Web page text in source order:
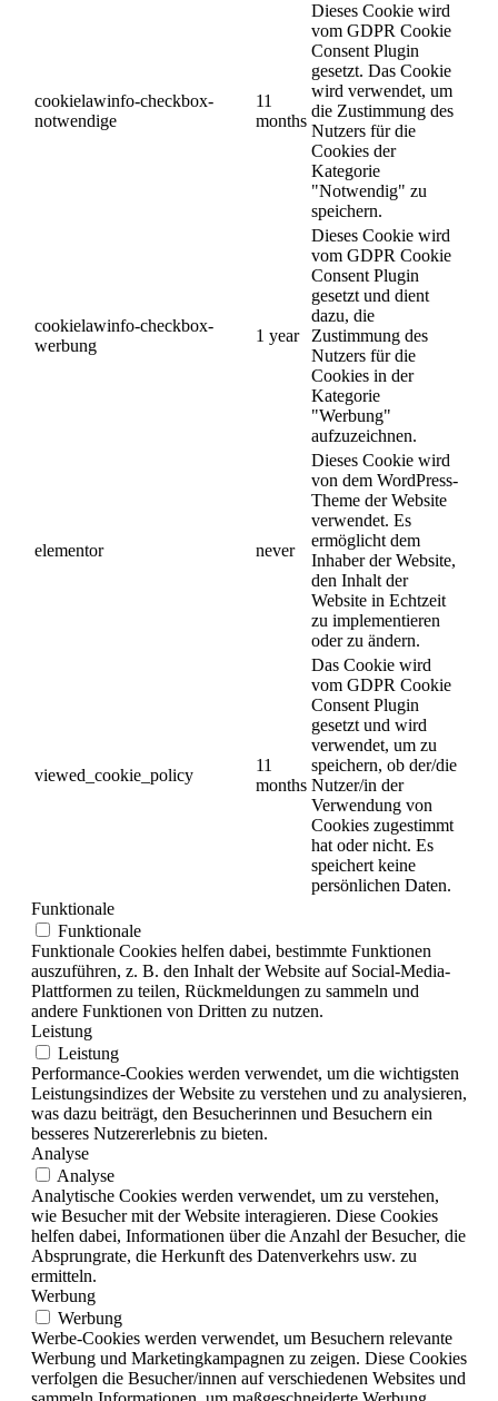
cookielawinfo-checkbox-
notwendige
11
months
Dieses Cookie wird
vom GDPR Cookie
Consent Plugin
gesetzt. Das Cookie
wird verwendet, um
die Zustimmung des
Nutzers für die
Cookies der
Kategorie
"Notwendig" zu
speichern.
cookielawinfo-checkbox-
werbung
1 year
Dieses Cookie wird
vom GDPR Cookie
Consent Plugin
gesetzt und dient
dazu, die
Zustimmung des
Nutzers für die
Cookies in der
Kategorie
"Werbung"
aufzuzeichnen.
elementor never
Dieses Cookie wird
von dem WordPress-
Theme der Website
verwendet. Es
ermöglicht dem
Inhaber der Website,
den Inhalt der
Website in Echtzeit
zu implementieren
oder zu ändern.
viewed_cookie_policy
11
months
Das Cookie wird
vom GDPR Cookie
Consent Plugin
gesetzt und wird
verwendet, um zu
speichern, ob der/die
Nutzer/in der
Verwendung von
Cookies zugestimmt
hat oder nicht. Es
speichert keine
persönlichen Daten.
Funktionale
Funktionale
Funktionale Cookies helfen dabei, bestimmte Funktionen
auszuführen, z. B. den Inhalt der Website auf Social-Media-
Plattformen zu teilen, Rückmeldungen zu sammeln und
andere Funktionen von Dritten zu nutzen.
Leistung
Leistung
Performance-Cookies werden verwendet, um die wichtigsten
Leistungsindizes der Website zu verstehen und zu analysieren,
was dazu beiträgt, den Besucherinnen und Besuchern ein
besseres Nutzererlebnis zu bieten.
Analyse
Analyse
Analytische Cookies werden verwendet, um zu verstehen,
wie Besucher mit der Website interagieren. Diese Cookies
helfen dabei, Informationen über die Anzahl der Besucher, die
Absprungrate, die Herkunft des Datenverkehrs usw. zu
ermitteln.
Werbung
Werbung
Werbe-Cookies werden verwendet, um Besuchern relevante
Werbung und Marketingkampagnen zu zeigen. Diese Cookies
verfolgen die Besucher/innen auf verschiedenen Websites und